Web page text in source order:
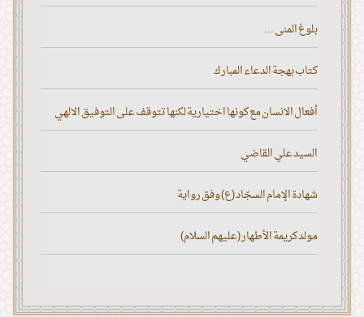
بلوغ المنى ...
كتاب بهجة الدعاء المبارك
أفعال الانسان مع كونها اختيارية لكنها تتوقف على التوفيق الالهي
السيد علي القاضي
شهادة الإمام السجّاد (ع) وفق رواية
مولد كريمة الأطهار (عليهم السلام)